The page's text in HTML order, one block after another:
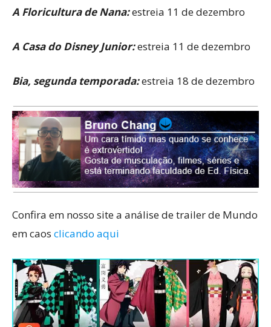
A Floricultura de Nana:estreia 11 de dezembro
A Casa do Disney Junior:estreia 11 de dezembro
Bia, segunda temporada:estreia 18 de dezembro
Confira em nosso site a análise de trailer de Mundo
em caos clicando aqui